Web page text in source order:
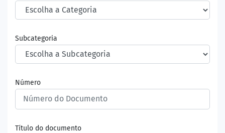
Subcategoria
Número
Título do documento